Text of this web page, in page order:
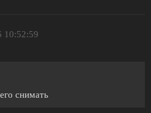
10:52:59
снимать